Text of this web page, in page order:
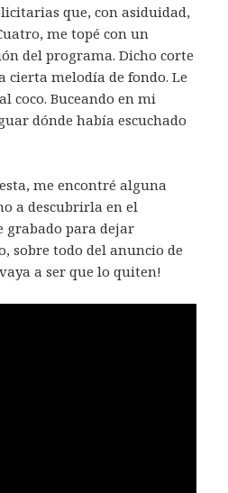
que, con asiduidad,
me topé con un
del programa. Dicho corte
melodía de fondo. Le
coco. Buceando en mi
dónde había escuchado
me encontré alguna
a descubrirla en el
grabado para dejar
sobre todo del anuncio de
a ser que lo quiten!